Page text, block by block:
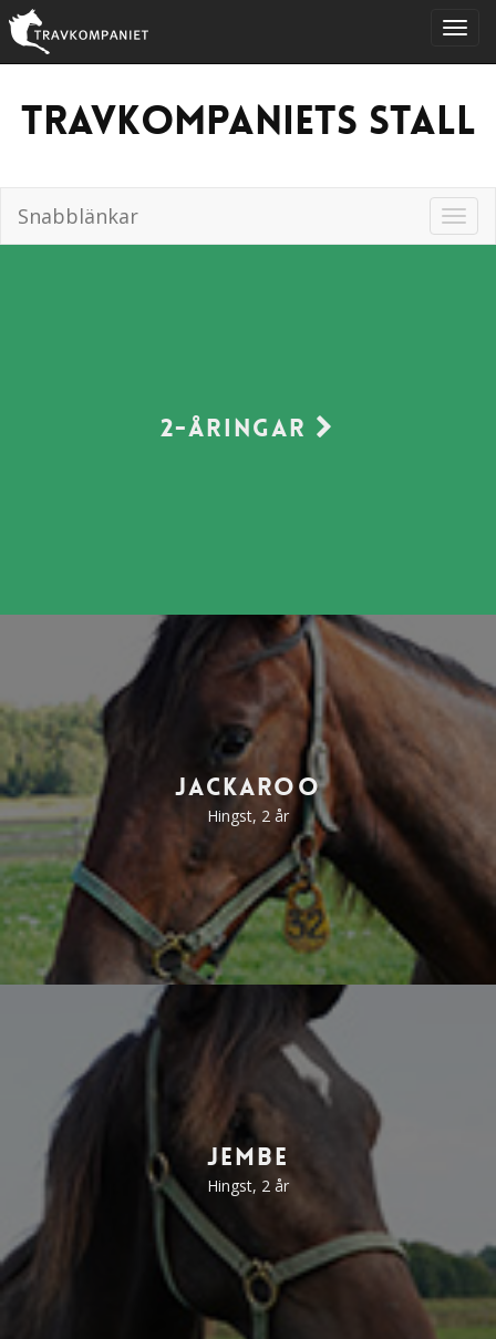
Travkompaniets stall
Snabblänkar
2-åringar
Jackaroo
Hingst, 2 år
Jembe
Hingst, 2 år